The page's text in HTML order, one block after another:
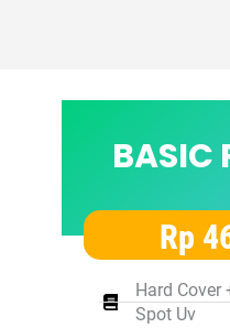
BASIC
Rp
Hard
Spot Uv